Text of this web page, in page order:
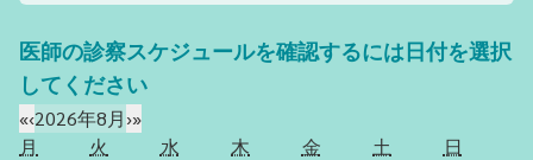
医師の診察スケジュールを確認するには日付を選択
してください
«‹2026年8月›»
月
火 水 木 金 土
日